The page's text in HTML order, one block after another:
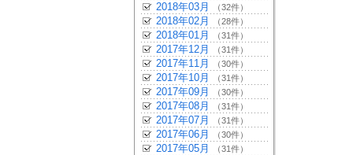
2018年03月 （32件）
2018年02月 （28件）
2018年01月 （31件）
2017年12月 （31件）
2017年11月 （30件）
2017年10月 （31件）
2017年09月 （30件）
2017年08月 （31件）
2017年07月 （31件）
2017年06月 （30件）
2017年05月 （31件）